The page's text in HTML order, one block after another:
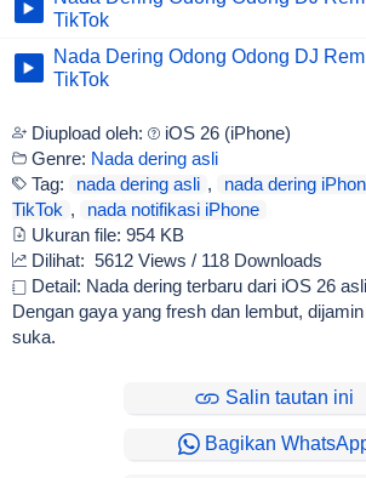
TikTok
Nada Dering Odong Odong DJ
TikTok
Diupload oleh:
iOS 26 (iPhone)
Genre: Nada dering asli
Tag:
nada dering asli , nada dering
TikTok ,
nada notifikasi iPhone
Ukuran file: 954 KB
Dilihat: 5612 Views / 118 Downloads
Detail: Nada dering terbaru dari iOS 26
Dengan gaya yang fresh dan lembut,
suka.
Salin tautan ini
Bagikan